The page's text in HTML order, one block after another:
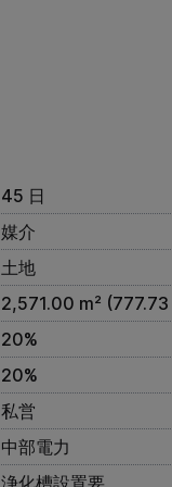
45 日
媒介
土地
2,571.00 m² (777.73
20%
20%
私営
中部電力
浄化槽設置要